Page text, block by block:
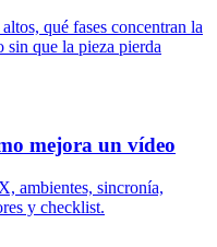
qué fases concentran la
que la pieza pierda
mejora un vídeo
ambientes, sincronía,
y checklist.